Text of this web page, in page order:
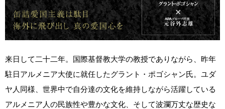
来日して二十二年。国際基督教大学の教授でありながら、昨年
駐日アルメニア大使に就任したグラント・ポゴシャン氏。ユダ
ヤ人同様、世界中で自分達の文化を維持しながら活躍している
アルメニア人の民族性や豊かな文化、そして波瀾万丈な歴史な